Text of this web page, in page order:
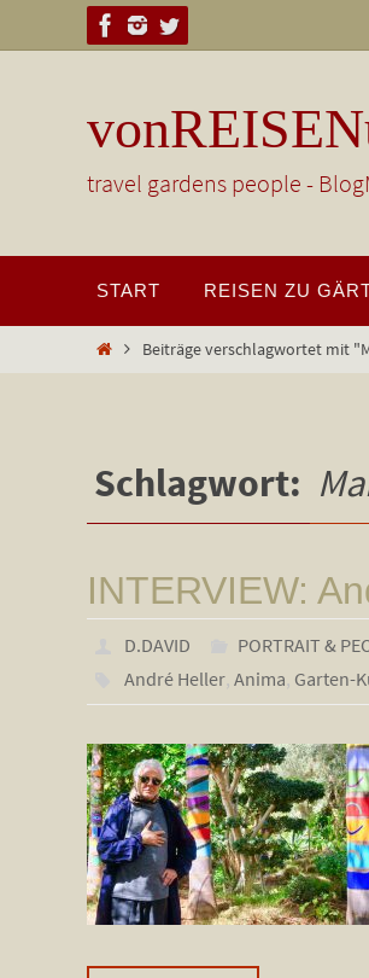
Inhalt
travel gardens people -
springen
START REISEN ZU
StartBeiträge verschlagwortet mit
Schlagwort:
INTERVIEW:
D.DAVID
PORTRAIT &
André Heller, Anima, Garten-